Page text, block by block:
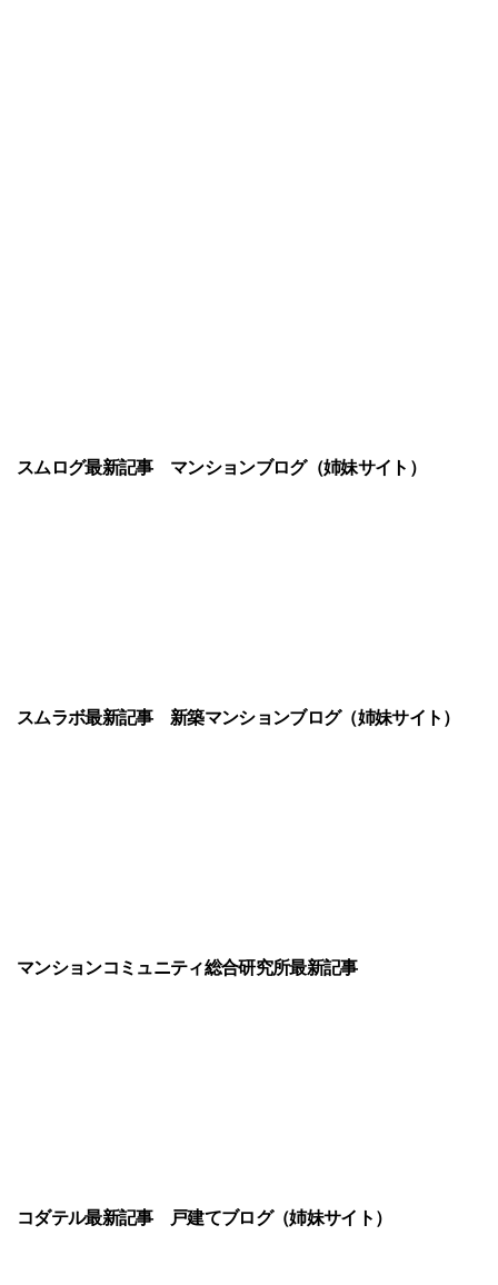
スムログ最新記事マンションブログ（姉妹サイト）
スムラボ最新記事新築マンションブログ（姉妹サイト）
マンションコミュニティ総合研究所最新記事
コダテル最新記事戸建てブログ（姉妹サイト）